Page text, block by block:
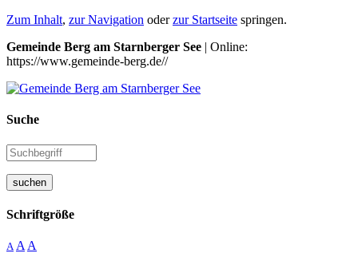
Zum Inhalt, zur Navigation oderzur Startseite springen.
Gemeinde Berg am Starnberger See | Online:
https://www.gemeinde-berg.de//
Suche
suchen
Schriftgröße
A A A